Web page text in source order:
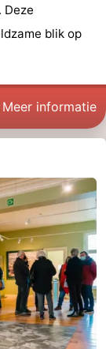
Deze
blik op
Meer informatie